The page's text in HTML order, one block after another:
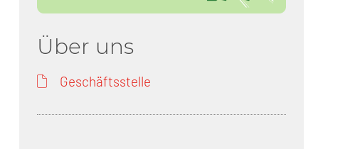
Über uns
Geschäftsstelle